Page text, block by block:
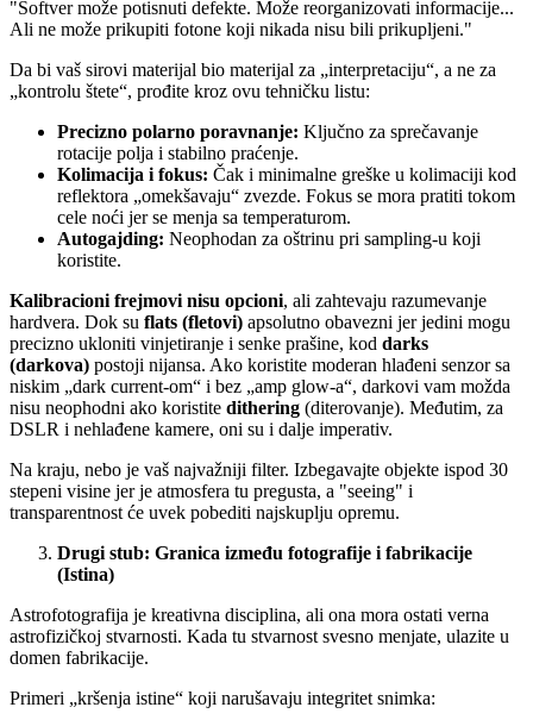
"Softver može potisnuti defekte. Može reorganizovati informacije...
Ali ne može prikupiti fotone koji nikada nisu bili prikupljeni."
Da bi vaš sirovi materijal bio materijal za „interpretaciju“, a ne za
„kontrolu štete“, prođite kroz ovu tehničku listu:
Precizno polarno poravnanje: Ključno za sprečavanje
rotacije polja i stabilno praćenje.
Kolimacija i fokus: Čak i minimalne greške u kolimaciji kod
reflektora „omekšavaju“ zvezde. Fokus se mora pratiti tokom
cele noći jer se menja sa temperaturom.
Autogajding: Neophodan za oštrinu pri sampling-u koji
koristite.
Kalibracioni frejmovi nisu opcioni, ali zahtevaju razumevanje
hardvera. Dok su flats (fletovi) apsolutno obavezni jer jedini mogu
precizno ukloniti vinjetiranje i senke prašine, kod darks
(darkova) postoji nijansa. Ako koristite moderan hlađeni senzor sa
niskim „dark current-om“ i bez „amp glow-a“, darkovi vam možda
nisu neophodni ako koristite dithering (diterovanje). Međutim, za
DSLR i nehlađene kamere, oni su i dalje imperativ.
Na kraju, nebo je vaš najvažniji filter. Izbegavajte objekte ispod 30
stepeni visine jer je atmosfera tu pregusta, a "seeing" i
transparentnost će uvek pobediti najskuplju opremu.
Drugi stub: Granica između fotografije i fabrikacije
(Istina)
Astrofotografija je kreativna disciplina, ali ona mora ostati verna
astrofizičkoj stvarnosti. Kada tu stvarnost svesno menjate, ulazite u
domen fabrikacije.
Primeri „kršenja istine“ koji narušavaju integritet snimka: